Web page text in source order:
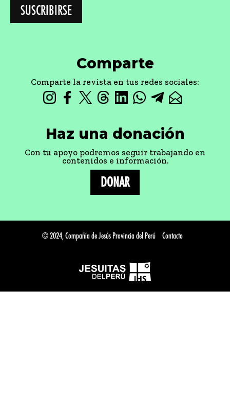
Comparte
Comparte la revista en tus redes sociales:
Haz una donación
Con tu apoyo podremos seguir trabajando en
contenidos e información.
DONAR
© 2024, Compañía de Jesús Provincia del Perú Contacto